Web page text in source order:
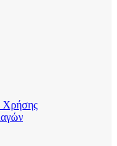
Χρήσης